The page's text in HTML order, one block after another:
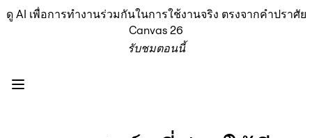
ภาพรวม AI
ดู AI เพื่อการทำงานร่วมกันในการใช้งานจริง ตรงจากคำปราศัย
Canvas 26
รับชมตอนนี้